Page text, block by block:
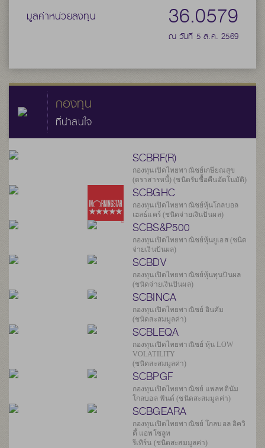
มูลค่าหน่วยลงทุน 36.0579
ณ วันที่ 5 ส.ค. 2569
กองทุน
ที่น่าสนใจ
SCBRF(R)
กองทุนเปิดไทยพาณิชย์เกษียณสุข
(ตราสารหนี้) (ชนิดรับซื้อคืนอัตโนมัติ)
SCBGHC
กองทุนเปิดไทยพาณิชย์หุ้นโกลบอล
เฮลธ์แคร์ (ชนิดจ่ายเงินปันผล)
SCBS&P500
กองทุนเปิดไทยพาณิชย์หุ้นยูเอส (ชนิด
จ่ายเงินปันผล)
SCBDV
กองทุนเปิดไทยพาณิชย์หุ้นทุนปันผล
(ชนิดจ่ายเงินปันผล)
SCBINCA
กองทุนเปิดไทยพาณิชย์ อินคัม
(ชนิดสะสมมูลค่า)
SCBLEQA
กองทุนเปิดไทยพาณิชย์ หุ้น LOW
VOLATILITY
(ชนิดสะสมมูลค่า)
SCBPGF
กองทุนเปิดไทยพาณิชย์ แพลทตินัม
โกลบอล ฟันด์ (ชนิดสะสมมูลค่า)
SCBGEARA
กองทุนเปิดไทยพาณิชย์ โกลบอล อิควิ
ตี้ แอพโซลูท
รีเทิร์น (ชนิดสะสมมูลค่า)